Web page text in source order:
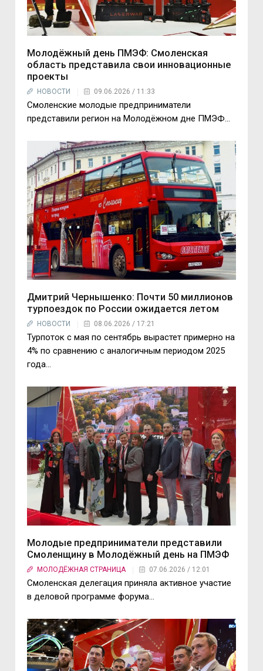
Молодёжный день ПМЭФ: Смоленская
область представила свои инновационные
проекты
НОВОСТИ 09.06.2026 / 11:33
Смоленские молодые предприниматели
представили регион на Молодёжном дне ПМЭФ...
Дмитрий Чернышенко: Почти 50 миллионов
турпоездок по России ожидается летом
НОВОСТИ 08.06.2026 / 17:21
Турпоток с мая по сентябрь вырастет примерно на
4% по сравнению с аналогичным периодом 2025
года...
Молодые предприниматели представили
Смоленщину в Молодёжный день на ПМЭФ
МОЛОДЁЖНАЯ СТРАНИЦА 07.06.2026 / 12:01
Смоленская делегация приняла активное участие
в деловой программе форума…